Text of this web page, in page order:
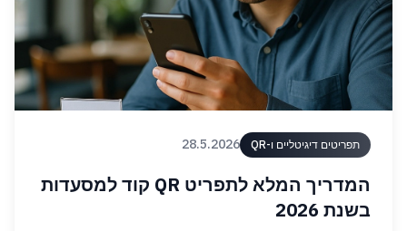
תפריטים דיגיטליים ו-QR 28.5.2026
המדריך המלא לתפריט QR קוד למסעדות
בשנת 2026